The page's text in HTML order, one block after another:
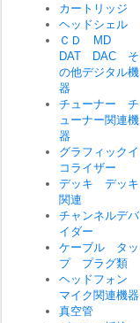
カートリッジ
ヘッドシェル
ＣＤ MD
DAT DAC そ
の他デジタル機
器
チューナー チ
ューナー関連機
器
グラフィックイ
コライザー
デッキ デッキ
関連
チャンネルデバ
イダー
ケーブル タッ
プ プラグ類
ヘッドフォン
マイク関連機器
真空管